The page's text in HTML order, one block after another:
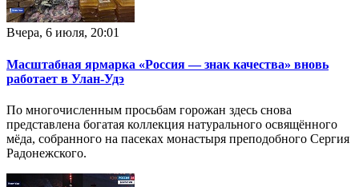
Вчера, 6 июля, 20:01
Масштабная ярмарка «Россия — знак качества» вновь
работает в Улан-Удэ
По многочисленным просьбам горожан здесь снова
представлена богатая коллекция натурального освящённого
мёда, собранного на пасеках монастыря преподобного Сергия
Радонежского.